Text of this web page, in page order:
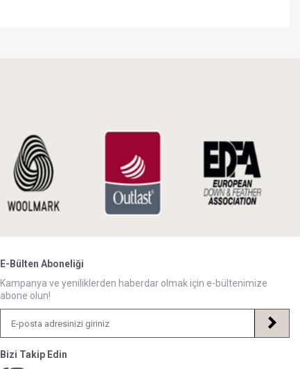
E-Bülten Aboneliği
Kampanya ve yeniliklerden haberdar olmak için e-bültenimize
abone olun!
Bizi Takip Edin